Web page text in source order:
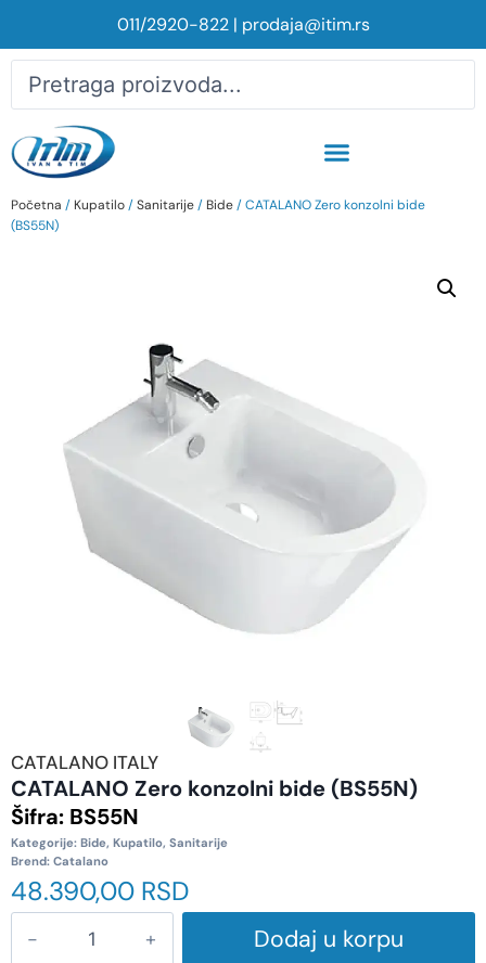
011/2920-822| prodaja@itim.rs
Početna / Kupatilo/Sanitarije/ Bide/ CATALANO Zero konzolni bide
(BS55N)
CATALANO ITALY
CATALANO Zero konzolni bide (BS55N)
Šifra: BS55N
Kategorije: Bide, Kupatilo, Sanitarije
Brend: Catalano
48.390,00 RSD
Dodaj u korpu